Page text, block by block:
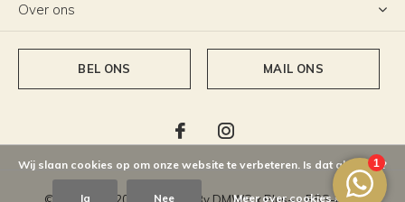
Over ons
BEL ONS MAIL ONS
Wij slaan cookies op om onze website te verbeteren. Is dat akkoord?
Ja Nee Meer over cookies »